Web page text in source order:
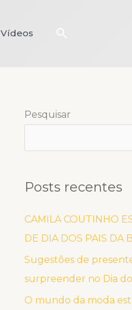
Vídeos Pesquisar
Pesquisar
Posts recentes
CAMILA COUTINHO
DE DIA DOS PAIS DA
Sugestões de
surpreender no Dia
O mundo da moda